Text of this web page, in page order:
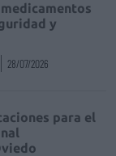
y
28/07/2026
para el